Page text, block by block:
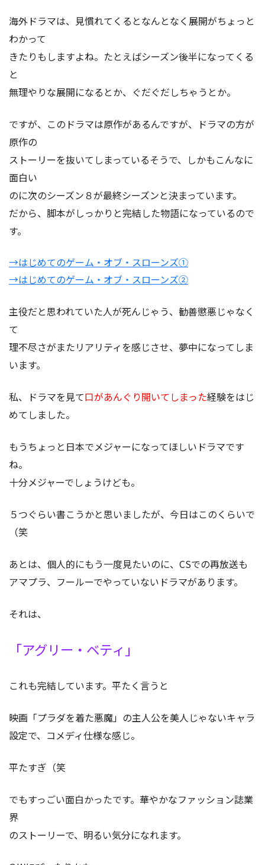
海外ドラマは、見慣れてくるとなんとなく展開がちょっと
わかって
きたりもしますよね。たとえばシーズン後半になってくる
と
無理やりな展開になるとか、ぐだぐだしちゃうとか。
ですが、このドラマは原作があるんですが、ドラマの方が
原作の
ストーリーを抜いてしまっているそうで、しかもこんなに
面白い
のに次のシーズン８が最終シーズンと決まっています。
だから、脚本がしっかりと完結した物語になっているので
す。
→はじめてのゲーム・オブ・スローンズ①
→はじめてのゲーム・オブ・スローンズ②
主役だと思われていた人が死んじゃう、勧善懲悪じゃなく
て
理不尽さがまたリアリティを感じさせ、夢中になってしま
います。
私、ドラマを見て口があんぐり開いてしまった経験をはじ
めてしました。
もうちょっと日本でメジャーになってほしいドラマです
ね。
十分メジャーでしょうけども。
５つぐらい書こうかと思いましたが、今日はこのくらいで
（笑
あとは、個人的にもう一度見たいのに、CSでの再放送も
アマプラ、フールーでやっていないドラマがあります。
それは、
「アグリー・ベティ」
これも完結しています。平たく言うと
映画「プラダを着た悪魔」の主人公を美人じゃないキャラ
設定で、コメディ仕様な感じ。
平たすぎ（笑
でもすっごい面白かったです。華やかなファッション誌業
界
のストーリーで、明るい気分になれます。